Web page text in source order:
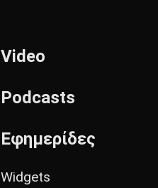
Video
Podcasts
Εφημερίδες
Widgets